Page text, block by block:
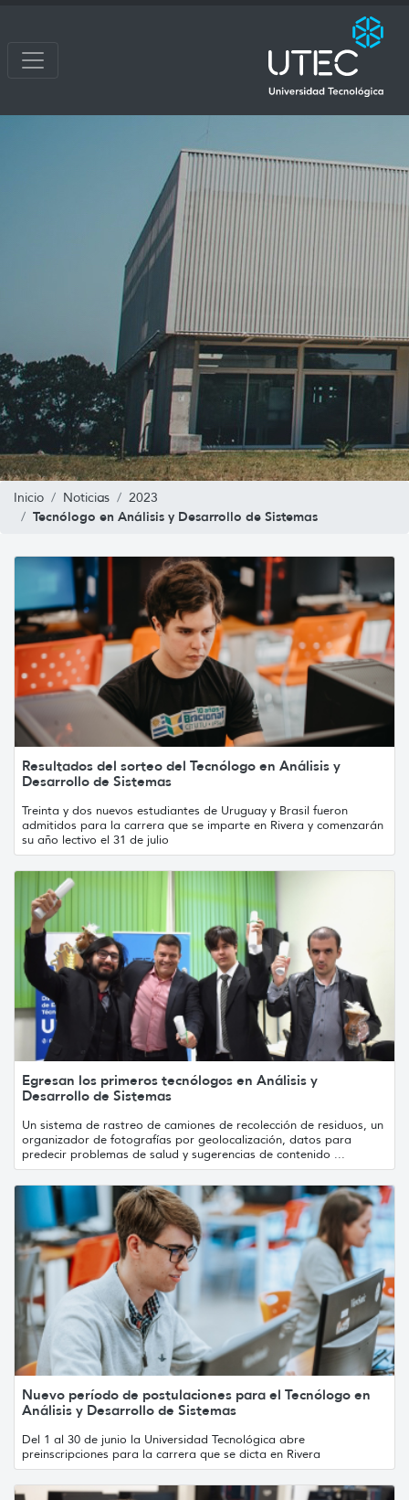
Inicio Noticias 2023
Tecnólogo en Análisis y Desarrollo de Sistemas
Resultados del sorteo del Tecnólogo en Análisis y
Desarrollo de Sistemas
Treinta y dos nuevos estudiantes de Uruguay y Brasil fueron
admitidos para la carrera que se imparte en Rivera y comenzarán
su año lectivo el 31 de julio
Egresan los primeros tecnólogos en Análisis y
Desarrollo de Sistemas
Un sistema de rastreo de camiones de recolección de residuos, un
organizador de fotografías por geolocalización, datos para
predecir problemas de salud y sugerencias de contenido ...
Nuevo período de postulaciones para el Tecnólogo en
Análisis y Desarrollo de Sistemas
Del 1 al 30 de junio la Universidad Tecnológica abre
preinscripciones para la carrera que se dicta en Rivera